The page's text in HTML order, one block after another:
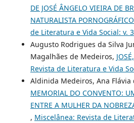
DE JOSÉ ÂNGELO VIEIRA DE
NATURALISTA PORNOGRÁFICO
de Literatura e Vida Social: v.
Augusto Rodrigues da Silva
Magalhães de Medeiros,
Revista de Literatura e Vida
Aldinida Medeiros, Ana Flávia
MEMORlAL DO CONVENTO:
ENTRE A MULHER DA
, Miscelânea: Revista de